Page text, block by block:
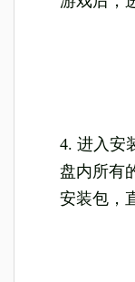
4. 进入安
盘内所有
安装包，